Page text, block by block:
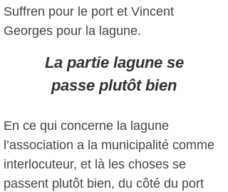
Suffren pour le port et Vincent
Georges pour la lagune.
La partie lagune se
passe plutôt bien
En ce qui concerne la lagune
l’association a la municipalité comme
interlocuteur, et là les choses se
passent plutôt bien, du côté du port